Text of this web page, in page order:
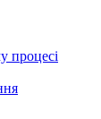
процесі